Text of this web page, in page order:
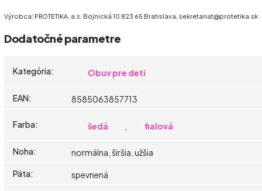
Výrobca: PROTETIKA, a.s. Bojnická 10 823 65 Bratislava, sekretariat@protetika.sk
Dodatočné parametre
Kategória: Obuv pre deti
EAN: 8585063857713
Farba: šedá fialová
Noha:
normálna, širšia, užšia
Päta: spevnená